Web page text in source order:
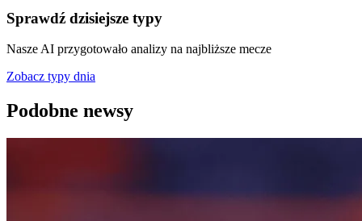
Sprawdź dzisiejsze typy
Nasze AI przygotowało analizy na najbliższe mecze
Zobacz typy dnia
Podobne newsy